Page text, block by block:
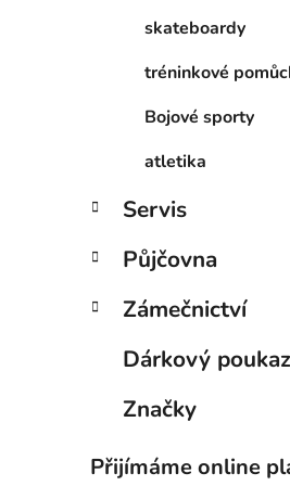
skateboardy
tréninkové
Bojové sporty
atletika
Servis
Půjčovna
Zámečnictví
Dárkový poukaz
Značky
Přijímáme online